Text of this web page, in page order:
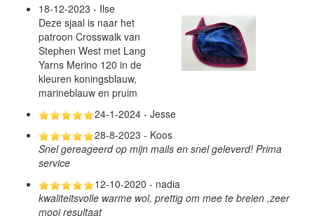
18-12-2023 - Ilse
Deze sjaal is naar het
patroon Crosswalk van
Stephen West met Lang
Yarns Merino 120 in de
kleuren koningsblauw,
marineblauw en pruim
24-1-2024 - Jesse
28-8-2023 - Koos
Snel gereageerd op mijn mails en snel geleverd! Prima
service
12-10-2020 - nadia
kwaliteitsvolle warme wol, prettig om mee te breien ,zeer
mooi resultaat